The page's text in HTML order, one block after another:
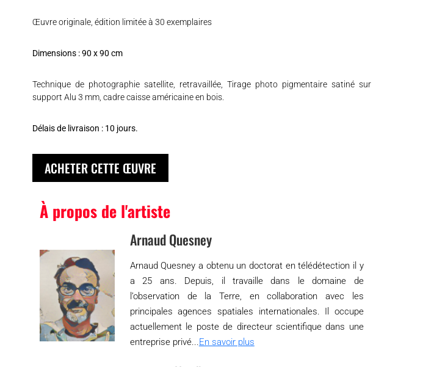
Œuvre originale, édition limitée à 30 exemplaires
Dimensions : 90 x 90 cm
Technique de photographie satellite, retravaillée, Tirage photo pigmentaire satiné sur
support Alu 3 mm, cadre caisse américaine en bois.
Délais de livraison : 10 jours.
ACHETER CETTE ŒUVRE
À propos de l'artiste
Arnaud Quesney
Arnaud Quesney a obtenu un doctorat en télédétection il y
a 25 ans. Depuis, il travaille dans le domaine de
l’observation de la Terre, en collaboration avec les
principales agences spatiales internationales. Il occupe
actuellement le poste de directeur scientifique dans une
entreprise privé...En savoir plus